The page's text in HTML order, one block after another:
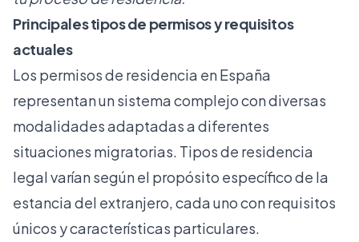
Principales tipos de permisos y requisitos
actuales
Los permisos de residencia en España
representan un sistema complejo con diversas
modalidades adaptadas a diferentes
situaciones migratorias. Tipos de residencia
legalvarían según el propósito específico de la
estancia del extranjero, cada uno con requisitos
únicos y características particulares.